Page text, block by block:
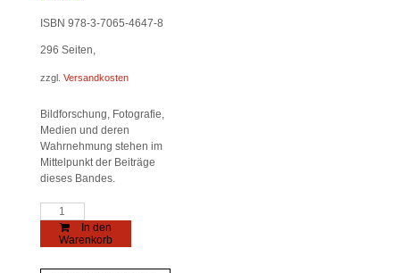
ISBN 978-3-7065-4647-8
296 Seiten,
zzgl. Versandkosten
Bildforschung, Fotografie,
Medien und deren
Wahrnehmung stehen im
Mittelpunkt der Beiträge
dieses Bandes.
Bild.Strategien
Menge
In den
Warenkorb